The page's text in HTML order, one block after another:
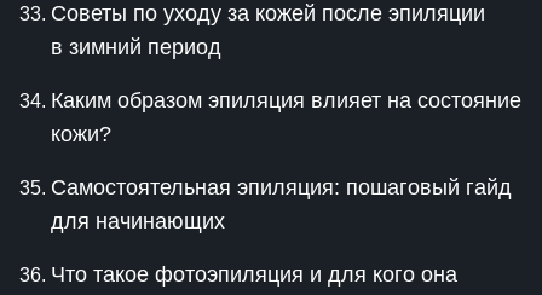
Советы по уходу за кожей после эпиляции
в зимний период
Каким образом эпиляция влияет на состояние
кожи?
Самостоятельная эпиляция: пошаговый гайд
для начинающих
Что такое фотоэпиляция и для кого она